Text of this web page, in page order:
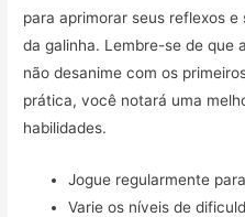
para aprimorar seus reflexos
da galinha. Lembre-se de que
não desanime com os
prática, você notará uma
habilidades.
Jogue regularmente
Varie os níveis de